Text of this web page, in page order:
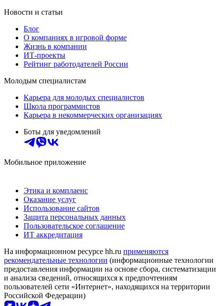
Новости и статьи
Блог
О компаниях в игровой форме
Жизнь в компании
ИТ-проекты
Рейтинг работодателей России
Молодым специалистам
Карьера для молодых специалистов
Школа программистов
Карьера в некоммерческих организациях
Боты для уведомлений
Мобильное приложение
Этика и комплаенс
Оказание услуг
Использование сайтов
Защита персональных данных
Пользовательское соглашение
ИТ аккредитация
На информационном ресурсе hh.ru применяются
рекомендательные технологии (информационные технологии
предоставления информации на основе сбора, систематизации
и анализа сведений, относящихся к предпочтениям
пользователей сети «Интернет», находящихся на территории
Российской Федерации)